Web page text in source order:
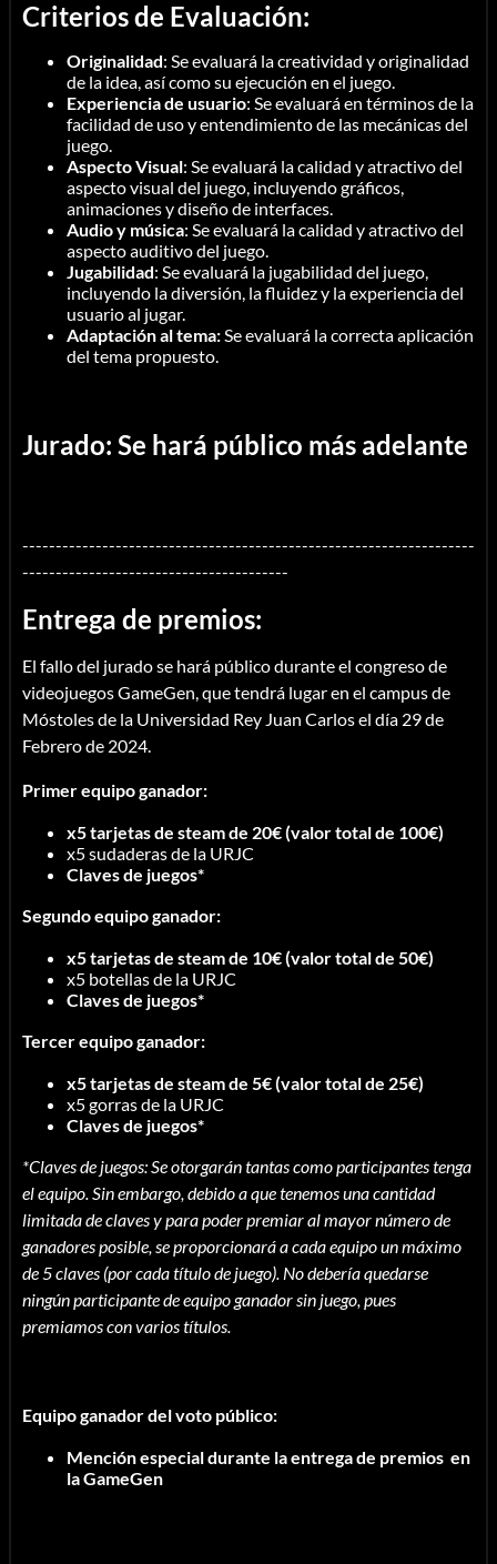
Criterios de Evaluación:
Originalidad: Se evaluará la creatividad y originalidad
de la idea, así como su ejecución en el juego.
Experiencia de usuario: Se evaluará en términos de la
facilidad de uso y entendimiento de las mecánicas del
juego.
Aspecto Visual: Se evaluará la calidad y atractivo del
aspecto visual del juego, incluyendo gráficos,
animaciones y diseño de interfaces.
Audio y música: Se evaluará la calidad y atractivo del
aspecto auditivo del juego.
Jugabilidad: Se evaluará la jugabilidad del juego,
incluyendo la diversión, la fluidez y la experiencia del
usuario al jugar.
Adaptación al tema: Se evaluará la correcta aplicación
del tema propuesto.
Jurado: Se hará público más adelante
--------------------------------------------------------------------
----------------------------------------
Entrega de premios:
El fallo del jurado se hará público durante el congreso de
videojuegos GameGen, que tendrá lugar en el campus de
Móstoles de la Universidad Rey Juan Carlos el día 29 de
Febrero de 2024.
Primer equipo ganador:
x5 tarjetas de steam de 20€ (valor total de 100€)
x5 sudaderas de la URJC
Claves de juegos*
Segundo equipo ganador:
x5 tarjetas de steam de 10€ (valor total de 50€)
x5 botellas de la URJC
Claves de juegos*
Tercer equipo ganador:
x5 tarjetas de steam de 5€ (valor total de 25€)
x5 gorras de la URJC
Claves de juegos*
*Claves de juegos: Se otorgarán tantas como participantes tenga
el equipo. Sin embargo, debido a que tenemos una cantidad
limitada de claves y para poder premiar al mayor número de
ganadores posible, se proporcionará a cada equipo un máximo
de 5 claves (por cada título de juego). No debería quedarse
ningún participante de equipo ganador sin juego, pues
premiamos con varios títulos.
Equipo ganador del voto público:
Mención especial durante la entrega de premios en
la GameGen